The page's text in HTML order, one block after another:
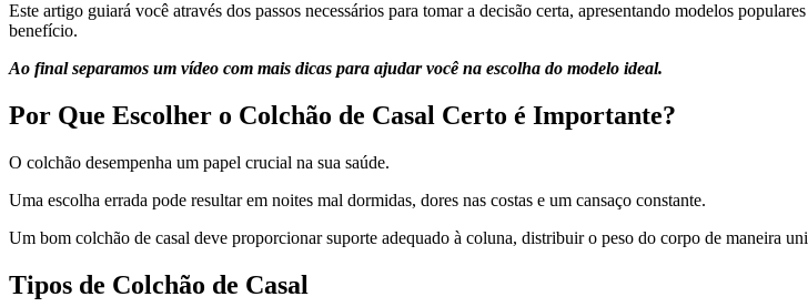
Este artigo guiará você através dos passos necessários para tomar a decisão certa, apresentando modelos
benefício.
Ao final separamos um vídeo com mais dicas para ajudar você na escolha do modelo ideal.
Por Que Escolher o Colchão de Casal Certo é Importante?
O colchão desempenha um papel crucial na sua saúde.
Uma escolha errada pode resultar em noites mal dormidas, dores nas costas e um cansaço constante.
Um bom colchão de casal deve proporcionar suporte adequado à coluna, distribuir o peso do corpo de maneira
Tipos de Colchão de Casal